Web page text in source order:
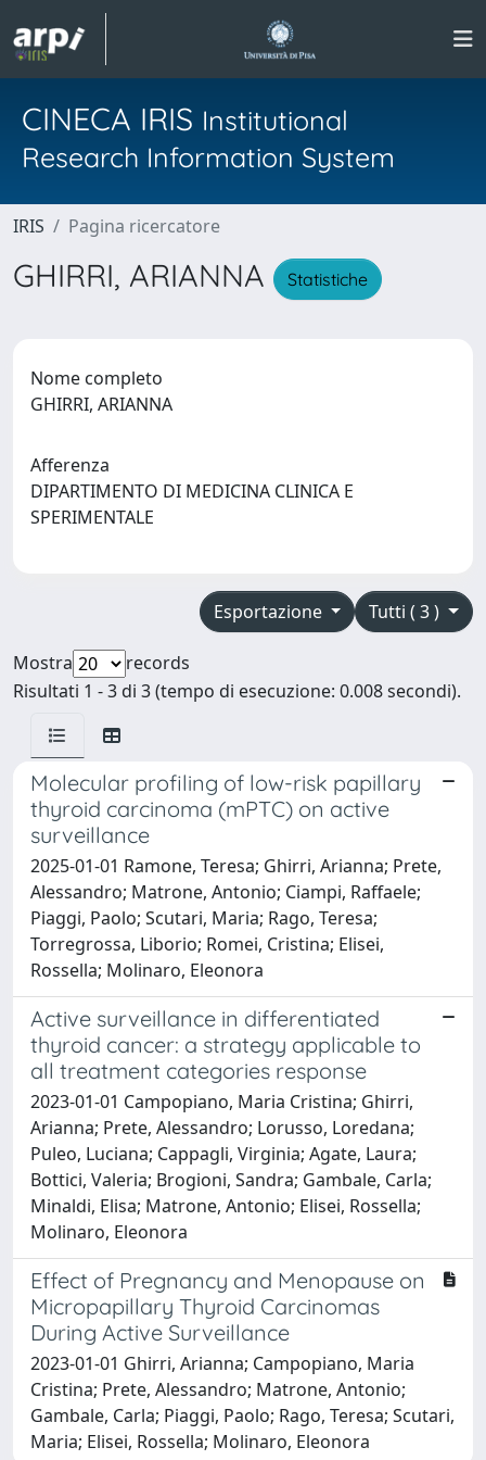
CINECA IRIS Institutional
Research Information System
IRIS Pagina ricercatore
GHIRRI, ARIANNA Statistiche
Nome completo
GHIRRI, ARIANNA
Afferenza
DIPARTIMENTO DI MEDICINA CLINICA E
SPERIMENTALE
Tutti ( 3 )
Esportazione
Mostra
records
Risultati 1 - 3 di 3 (tempo di esecuzione: 0.008 secondi).
Molecular profiling of low-risk papillary
thyroid carcinoma (mPTC) on active
surveillance
2025-01-01 Ramone, Teresa; Ghirri, Arianna; Prete,
Alessandro; Matrone, Antonio; Ciampi, Raffaele;
Piaggi, Paolo; Scutari, Maria; Rago, Teresa;
Torregrossa, Liborio; Romei, Cristina; Elisei,
Rossella; Molinaro, Eleonora
Active surveillance in differentiated
thyroid cancer: a strategy applicable to
all treatment categories response
2023-01-01 Campopiano, Maria Cristina; Ghirri,
Arianna; Prete, Alessandro; Lorusso, Loredana;
Puleo, Luciana; Cappagli, Virginia; Agate, Laura;
Bottici, Valeria; Brogioni, Sandra; Gambale, Carla;
Minaldi, Elisa; Matrone, Antonio; Elisei, Rossella;
Molinaro, Eleonora
Effect of Pregnancy and Menopause on
Micropapillary Thyroid Carcinomas
During Active Surveillance
2023-01-01 Ghirri, Arianna; Campopiano, Maria
Cristina; Prete, Alessandro; Matrone, Antonio;
Gambale, Carla; Piaggi, Paolo; Rago, Teresa; Scutari,
Maria; Elisei, Rossella; Molinaro, Eleonora